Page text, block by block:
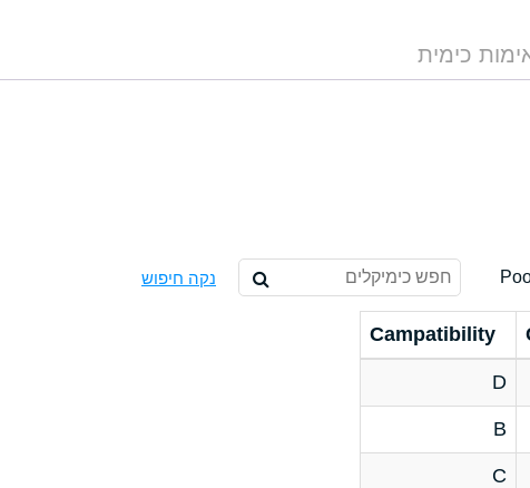
כימית
נקה חיפוש
Campatibility
D
B
C